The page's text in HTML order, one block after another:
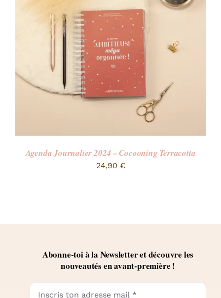
RECHERCHER:
Agenda Journalier 2024 – Cocooning Terracotta
24,90 €
Abonne-toi à la Newsletter et découvre les
nouveautés en avant-première !